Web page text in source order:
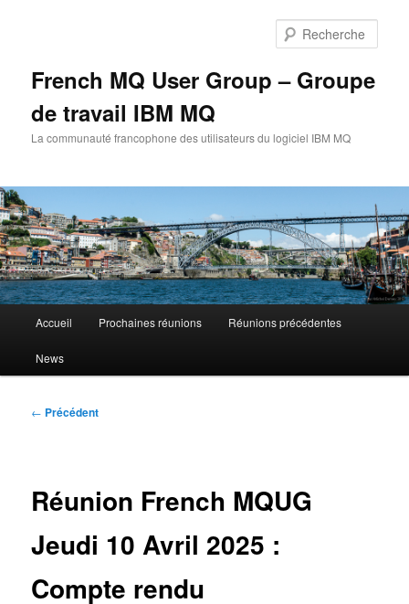
French MQ User Group – Groupe
de travail IBM MQ
La communauté francophone des utilisateurs du logiciel IBM MQ
principal
Accueil Prochaines réunions Réunions précédentes
News
Navigation
← Précédent
Réunion French MQUG
Jeudi 10 Avril 2025 :
Compte rendu